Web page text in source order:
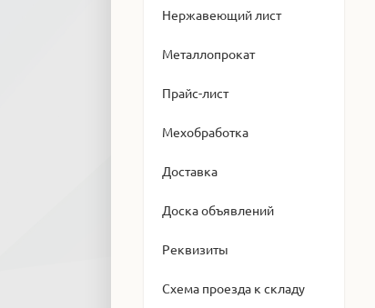
Нержавеющий лист
Металлопрокат
Прайс-лист
Мехобработка
Доставка
Доска объявлений
Реквизиты
Схема проезда к складу